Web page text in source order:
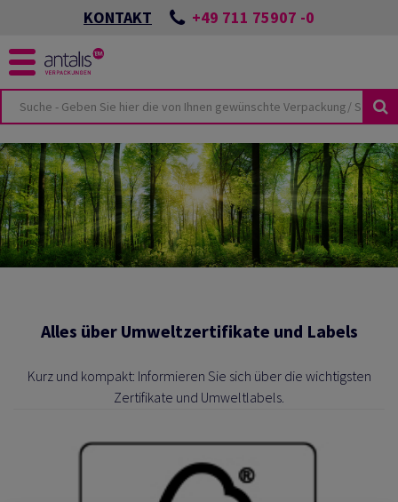
KONTAKT +49 711 75907 -0
VON
ANTALIS
Alles über Umweltzertifikate und Labels
Kurz und kompakt: Informieren Sie sich über die wichtigsten
Zertifikate und Umweltlabels.